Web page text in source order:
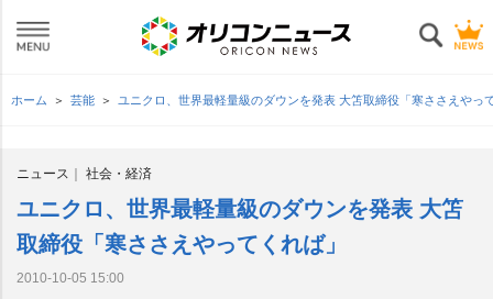
ホーム 芸能 ユニクロ、世界最軽量級のダウンを発表 大笘取締役「寒ささえやっ
ニュース 社会・経済
ユニクロ、世界最軽量級のダウンを発表 大笘
取締役「寒ささえやってくれば」
2010-10-05 15:00